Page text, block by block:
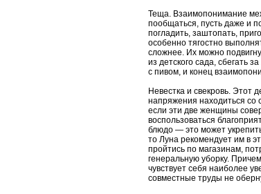
Теща. Взаимопонимание
пообщаться, пусть даже и
погладить, заштопать,
особенно тягостно
сложнее. Их можно
из детского сада, сбегать
с пивом, и конец
Невестка и свекровь. Этот
напряжения находиться со
если эти две женщины
воспользоваться
блюдо — это может
то Луна рекомендует им в
пройтись по магазинам,
генеральную уборку.
чувствует себя наиболее
совместные труды не